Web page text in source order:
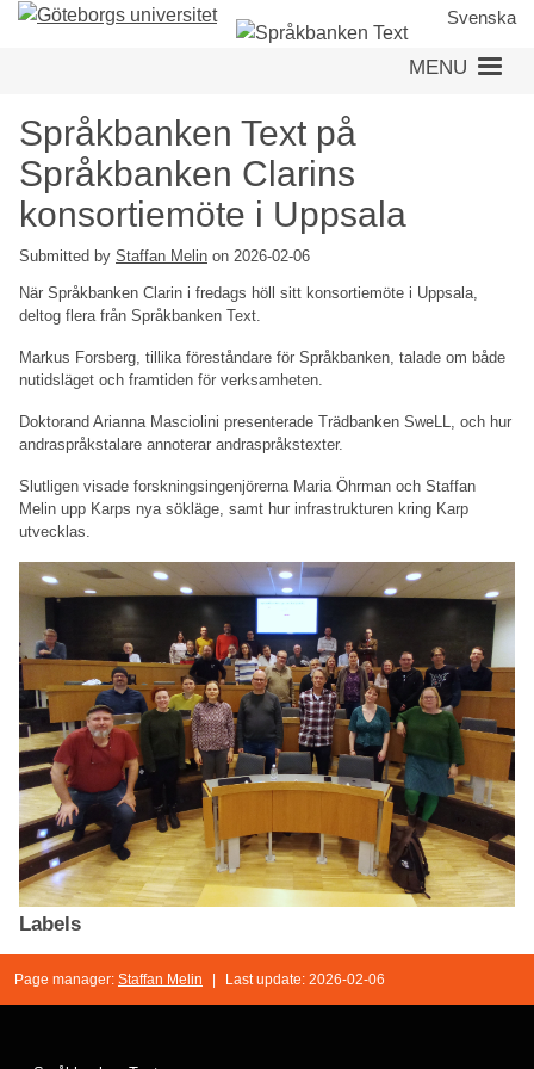
Skip
Svenska
MENU
Språkbanken Text på
Språkbanken Clarins
konsortiemöte i Uppsala
Submitted by Staffan Melin on 2026-02-06
När Språkbanken Clarin i fredags höll sitt konsortiemöte i Uppsala,
deltog flera från Språkbanken Text.
Markus Forsberg, tillika föreståndare för Språkbanken, talade om både
nutidsläget och framtiden för verksamheten.
Doktorand Arianna Masciolini presenterade Trädbanken SweLL, och hur
andraspråkstalare annoterar andraspråkstexter.
Slutligen visade forskningsingenjörerna Maria Öhrman och Staffan
Melin upp Karps nya sökläge, samt hur infrastrukturen kring Karp
utvecklas.
Labels
Page manager: Staffan Melin Last update: 2026-02-06